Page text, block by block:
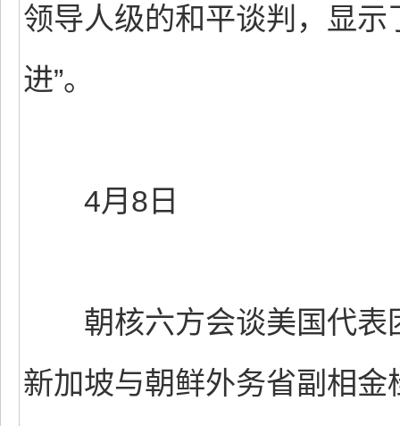
领导人级的和平谈判，显示
进”。
4月8日
朝核六方会谈美国代表
新加坡与朝鲜外务省副相